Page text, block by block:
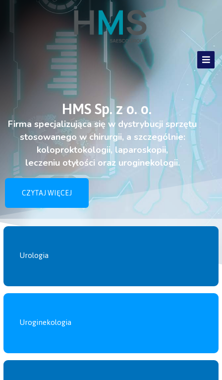
HMS Sp. z o. o.
Firma specjalizująca się w dystrybucji sprzętu
stosowanego w chirurgii, a szczególnie:
koloproktokologii, laparoskopii,
leczeniu otyłości oraz uroginekologii.
CZYTAJ WIĘCEJ
Urologia
Uroginekologia